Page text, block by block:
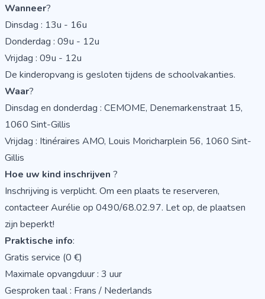
Wanneer?
Dinsdag : 13u - 16u
Donderdag : 09u - 12u
Vrijdag : 09u - 12u
De kinderopvang is gesloten tijdens de schoolvakanties.
Waar?
Dinsdag en donderdag : CEMOME, Denemarkenstraat 15,
1060 Sint-Gillis
Vrijdag : Itinéraires AMO, Louis Moricharplein 56, 1060 Sint-
Gillis
Hoe uw kind inschrijven ?
Inschrijving is verplicht. Om een plaats te reserveren,
contacteer Aurélie op 0490/68.02.97. Let op, de plaatsen
zijn beperkt!
Praktische info:
Gratis service (0 €)
Maximale opvangduur : 3 uur
Gesproken taal : Frans / Nederlands